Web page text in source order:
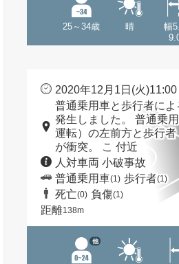
25～34歳 晴
幅
2020年12月1日(火)11:00
普通乗用車と歩行者に
発生しました。 普通乗
運転）の左前方と歩行者
が衝突。 こ 付近
人対車両 小破事故
普通乗用車(1) 歩行者(1)
死亡(0) 負傷(1)
距離138m
他